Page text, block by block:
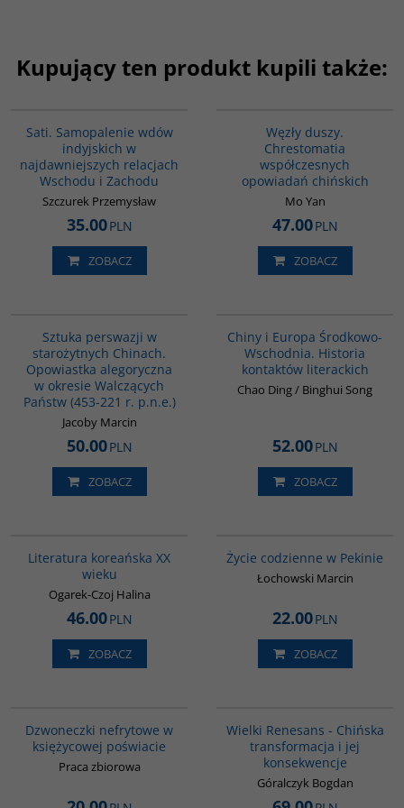
Kupujący ten produkt kupili także:
Sati. Samopalenie wdów
indyjskich w
najdawniejszych relacjach
Wschodu i Zachodu
Szczurek Przemysław
35.00PLN
ZOBACZ
Węzły duszy.
Chrestomatia
współczesnych
opowiadań chińskich
Mo Yan
47.00PLN
ZOBACZ
Sztuka perswazji w
starożytnych Chinach.
Opowiastka alegoryczna
w okresie Walczących
Państw (453-221 r. p.n.e.)
Jacoby Marcin
50.00PLN
ZOBACZ
Chiny i Europa Środkowo-
Wschodnia. Historia
kontaktów literackich
Chao Ding / Binghui Song
52.00PLN
ZOBACZ
Literatura koreańska XX
wieku
Ogarek-Czoj Halina
46.00PLN
ZOBACZ
Życie codzienne w Pekinie
Łochowski Marcin
22.00PLN
ZOBACZ
Dzwoneczki nefrytowe w
księżycowej poświacie
Praca zbiorowa
Wielki Renesans - Chińska
transformacja i jej
konsekwencje
Góralczyk Bogdan